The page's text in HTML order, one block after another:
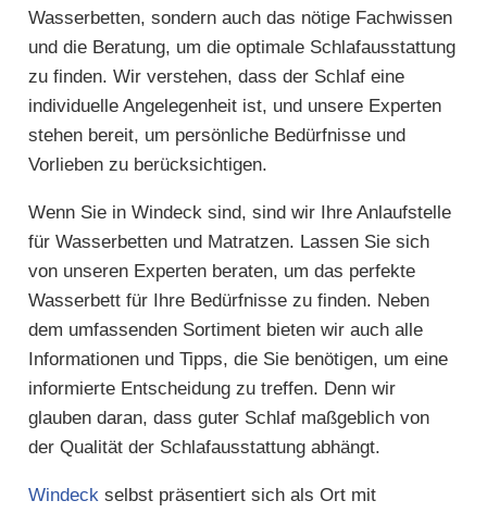
Wasserbetten, sondern auch das nötige Fachwissen
und die Beratung, um die optimale Schlafausstattung
zu finden. Wir verstehen, dass der Schlaf eine
individuelle Angelegenheit ist, und unsere Experten
stehen bereit, um persönliche Bedürfnisse und
Vorlieben zu berücksichtigen.
Wenn Sie in Windeck sind, sind wir Ihre Anlaufstelle
für Wasserbetten und Matratzen. Lassen Sie sich
von unseren Experten beraten, um das perfekte
Wasserbett für Ihre Bedürfnisse zu finden. Neben
dem umfassenden Sortiment bieten wir auch alle
Informationen und Tipps, die Sie benötigen, um eine
informierte Entscheidung zu treffen. Denn wir
glauben daran, dass guter Schlaf maßgeblich von
der Qualität der Schlafausstattung abhängt.
Windeck selbst präsentiert sich als Ort mit